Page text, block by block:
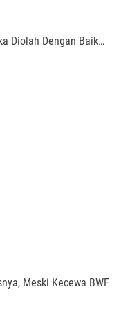
Diolah Dengan Baik…
Meski Kecewa BWF